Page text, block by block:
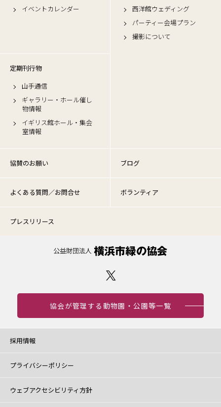
イベントカレンダー
西洋館ウェディング
パーティー会場プラン
撮影について
定期刊行物
山手通信
ギャラリー・ホール催し
物情報
イギリス館ホール・集会
室情報
協賛のお願い ブログ
よくある質問／お問合せ ボランティア
プレスリリース
協会が管理する動物園・公園等一覧
採用情報
プライバシーポリシー
ウェブアクセシビリティ方針